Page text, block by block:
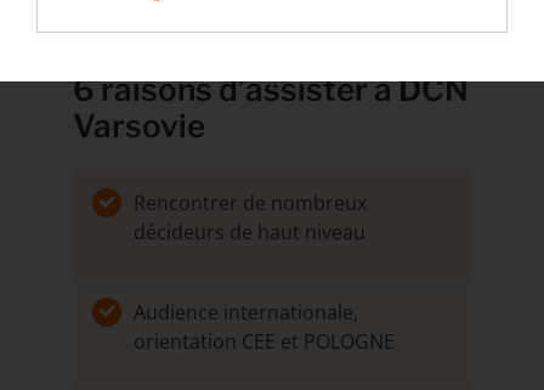
6 raisons d’assister à DCN
Varsovie
Rencontrer de nombreux
décideurs de haut niveau
Audience internationale,
orientation CEE et POLOGNE